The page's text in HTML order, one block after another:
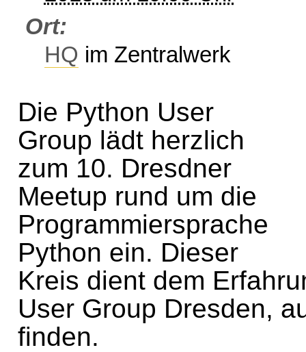
Ort
HQ im Zentralwerk
Die Python User
Group lädt herzlich
zum 10. Dresdner
Meetup rund um die
Programmiersprache
Python ein. Dieser
Kreis dient dem
User Group Dresden,
finden.